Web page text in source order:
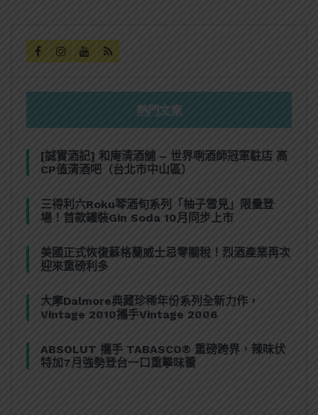
熱門文章
[誠實酒記] 和庵清酒舖 – 世界唎酒師冠軍駐店 高
CP值清酒吧（台北市中山區）
三得利六Roku琴酒旬系列「柚子雪見」限量登
場！首款罐裝Gin Soda 10月同步上市
美國正式恢復蘇格蘭威士忌零關稅！烈酒產業再次
迎來重磅利多
大摩Dalmore典藏珍稀年份系列全新力作，
Vintage 2010攜手Vintage 2006
ABSOLUT 攜手 TABASCO® 重磅跨界，辣味伏
特加7月強勢登台一口重擊味蕾